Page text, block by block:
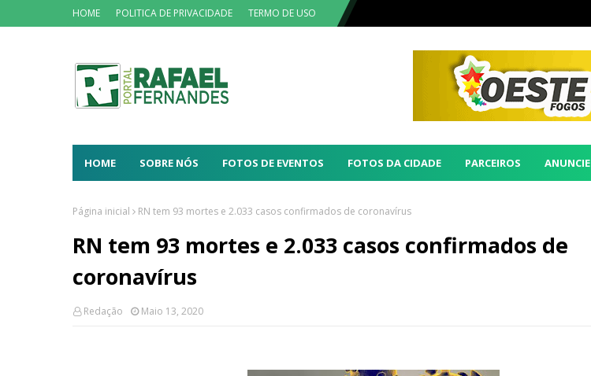
HOME POLITICA DE PRIVACIDADE TERMO DE USO
HOME SOBRE NÓS FOTOS DE EVENTOS FOTOS DA CIDADE PARCEIROS ANUNCIE
Página inicial RN tem 93 mortes e 2.033 casos confirmados de coronavírus
RN tem 93 mortes e 2.033 casos confirmados de
coronavírus
Redação Maio 13, 2020